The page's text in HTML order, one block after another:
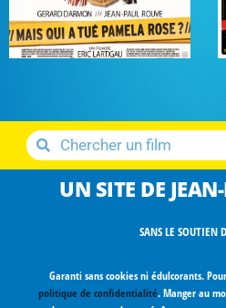
UN SITE DE
SANS LE SOUTIEN
Garanti sans cookies ni édulcorants.
politique de confidentialité. Manger au